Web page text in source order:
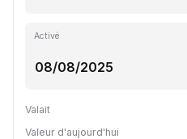
Activé
Valait
Valeur d'aujourd'hui